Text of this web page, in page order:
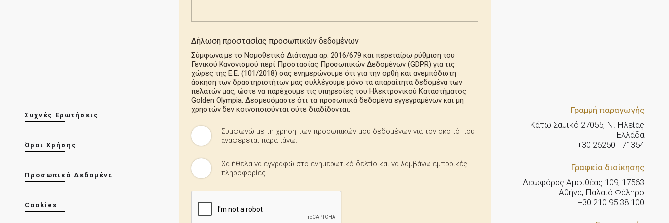
Συχνές Ερωτήσεις
Όροι Χρήσης
Προσωπικά Δεδομένα
Cookies
Δήλωση προστασίας προσωπικών δεδομένων
Σύμφωνα με το Νομοθετικό Διάταγμα αρ. 2016/679 και περεταίρω ρύθμιση του
Γενικού Κανονισμού περί Προστασίας Προσωπικών Δεδομένων (GDPR) για τις
χώρες της Ε.Ε. (101/2018) σας ενημερώνουμε ότι για την ορθή και ανεμπόδιστη
άσκηση των δραστηριοτήτων μας συλλέγουμε μόνο τα απαραίτητα δεδομένα των
πελατών μας, ώστε να παρέχουμε τις υπηρεσίες του Ηλεκτρονικού Καταστήματος
Golden Olympia. Δεσμευόμαστε ότι τα προσωπικά δεδομένα εγγεγραμένων και μη
χρηστών δεν κοινοποιούνται ούτε διαδίδονται.
Συμφωνώ με τη χρήση των προσωπικών μου δεδομένων για τον σκοπό που
αναφέρεται παραπάνω.
Θα ήθελα να εγγραφώ στο ενημερωτικό δελτίο και να λαμβάνω εμπορικές
πληροφορίες.
Γραμμή παραγωγής
Κάτω Σαμικό 27055, Ν. Ηλείας
Ελλάδα
+30 26250 - 71354
Γραφεία διοίκησης
Λεωφόρος Αμφιθέας 109, 17563
Αθήνα, Παλαιό Φάληρο
+30 210 95 38 100